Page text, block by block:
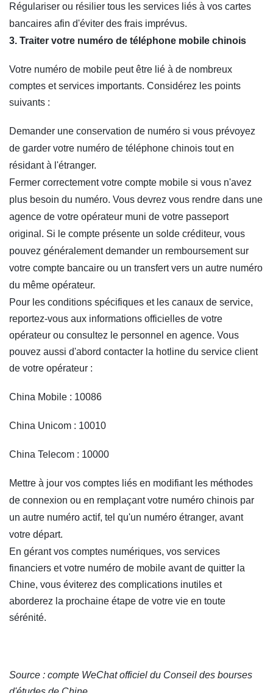
Régulariser ou résilier tous les services liés à vos cartes
bancaires afin d'éviter des frais imprévus.
3. Traiter votre numéro de téléphone mobile chinois
Votre numéro de mobile peut être lié à de nombreux
comptes et services importants. Considérez les points
suivants :
Demander une conservation de numéro si vous prévoyez
de garder votre numéro de téléphone chinois tout en
résidant à l'étranger.
Fermer correctement votre compte mobile si vous n'avez
plus besoin du numéro. Vous devrez vous rendre dans une
agence de votre opérateur muni de votre passeport
original. Si le compte présente un solde créditeur, vous
pouvez généralement demander un remboursement sur
votre compte bancaire ou un transfert vers un autre numéro
du même opérateur.
Pour les conditions spécifiques et les canaux de service,
reportez-vous aux informations officielles de votre
opérateur ou consultez le personnel en agence. Vous
pouvez aussi d'abord contacter la hotline du service client
de votre opérateur :
China Mobile : 10086
China Unicom : 10010
China Telecom : 10000
Mettre à jour vos comptes liés en modifiant les méthodes
de connexion ou en remplaçant votre numéro chinois par
un autre numéro actif, tel qu'un numéro étranger, avant
votre départ.
En gérant vos comptes numériques, vos services
financiers et votre numéro de mobile avant de quitter la
Chine, vous éviterez des complications inutiles et
aborderez la prochaine étape de votre vie en toute
sérénité.
Source : compte WeChat officiel du Conseil des bourses